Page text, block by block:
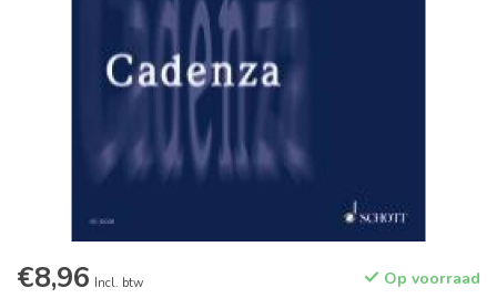
€8,96 Incl. btw Op voorraad